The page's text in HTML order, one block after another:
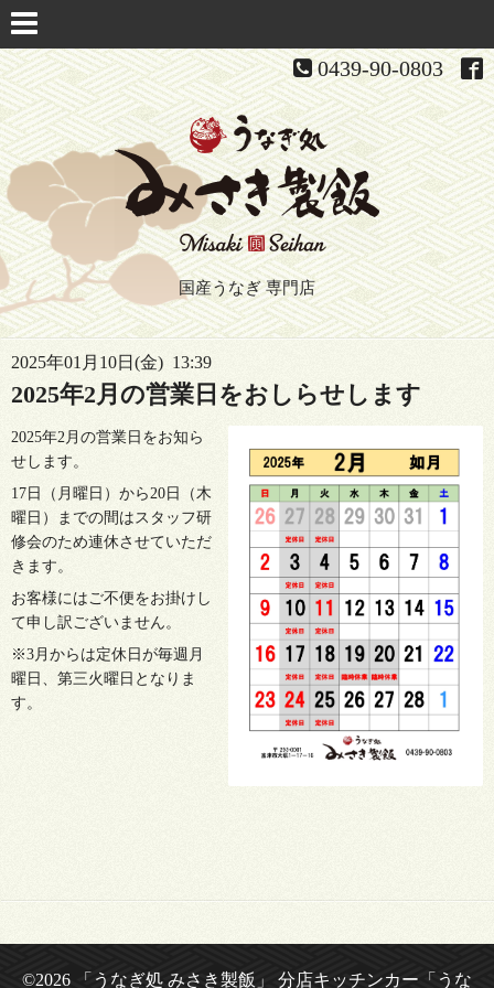
0439-90-0803
国産うなぎ 専門店
2025年01月10日(金) 13:39
2025年2月の営業日をおしらせします
2025年2月の営業日をお知ら
せします。
17日（月曜日）から20日（木
曜日）までの間はスタッフ研
修会のため連休させていただ
きます。
お客様にはご不便をお掛けし
て申し訳ございません。
※3月からは定休日が毎週月
曜日、第三火曜日となりま
す。
©2026 「うなぎ処 みさき製飯」 分店キッチンカー「うな